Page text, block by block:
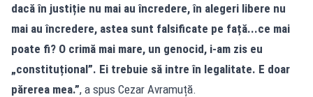
dacă în justiție nu mai au încredere, în alegeri libere nu
mai au încredere, astea sunt falsificate pe față...ce mai
poate fi? O crimă mai mare, un genocid, i-am zis eu
„constituțional”. Ei trebuie să intre în legalitate. E doar
părerea mea.”, a spus Cezar Avramuță.